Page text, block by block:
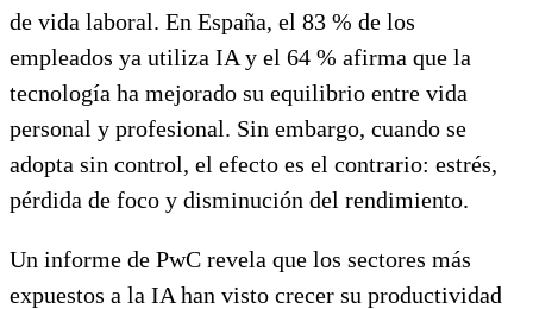
de vida laboral. En España, el 83 % de los
empleados ya utiliza IA y el 64 % afirma que la
tecnología ha mejorado su equilibrio entre vida
personal y profesional. Sin embargo, cuando se
adopta sin control, el efecto es el contrario: estrés,
pérdida de foco y disminución del rendimiento.
Un informe de PwC revela que los sectores más
expuestos a la IA han visto crecer su productividad